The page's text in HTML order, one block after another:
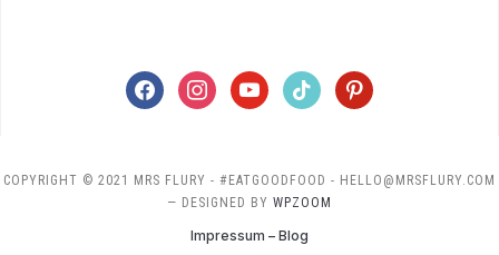
facebookinstagramyoutubetiktok pinterest
COPYRIGHT © 2021 MRS FLURY - #EATGOODFOOD - HELLO@MRSFLURY.COM
— DESIGNED BY WPZOOM
Impressum – Blog